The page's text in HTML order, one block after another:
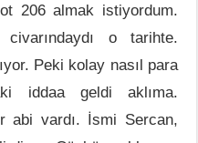
206 almak istiyordum.
o tarihte.
Peki kolay nasıl para
iddaa geldi aklıma.
abi vardı. İsmi Sercan,